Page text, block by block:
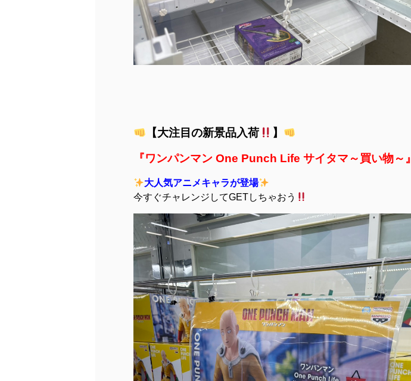
【大注目の新景品入荷 】
『ワンパンマン One Punch Life サイタマ～買い物～』
大人気アニメキャラが登場
今すぐチャレンジしてGETしちゃおう